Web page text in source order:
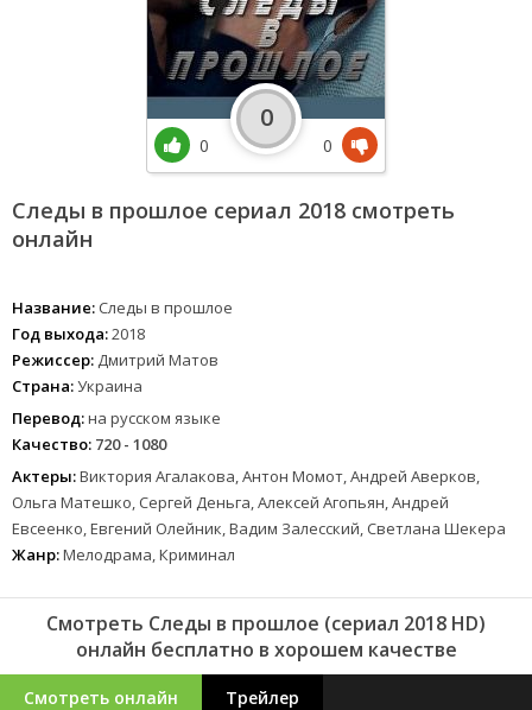
Следы в прошлое сериал 2018 смотреть
онлайн
Название: Следы в прошлое
Год выхода:2018
Режиссер: Дмитрий Матов
Страна:Украина
Перевод:на русском языке
Качество: 720 - 1080
Актеры:Виктория Агалакова, Антон Момот, Андрей Аверков,
Ольга Матешко, Сергей Деньга, Алексей Агопьян, Андрей
Евсеенко, Евгений Олейник, Вадим Залесский, Светлана Шекера
Жанр:Мелодрама, Криминал
0
0
0
Смотреть Следы в прошлое (сериал 2018 HD)
онлайн бесплатно в хорошем качестве
Смотреть онлайн Трейлер